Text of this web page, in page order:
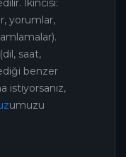
İkincisi:
yorumlar,
(dil, saat,
benzer
istiyorsanız,
umuzu